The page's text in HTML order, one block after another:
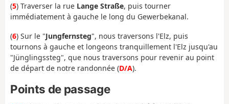
(5) Traverser la rue Lange Straße, puis tourner
immédiatement à gauche le long du Gewerbekanal.
(6) Sur le "Jungfernsteg", nous traversons l'Elz, puis
tournons à gauche et longeons tranquillement l'Elz jusqu'au
"Jünglingssteg", que nous traversons pour revenir au point
de départ de notre randonnée (D/A).
Points de passage